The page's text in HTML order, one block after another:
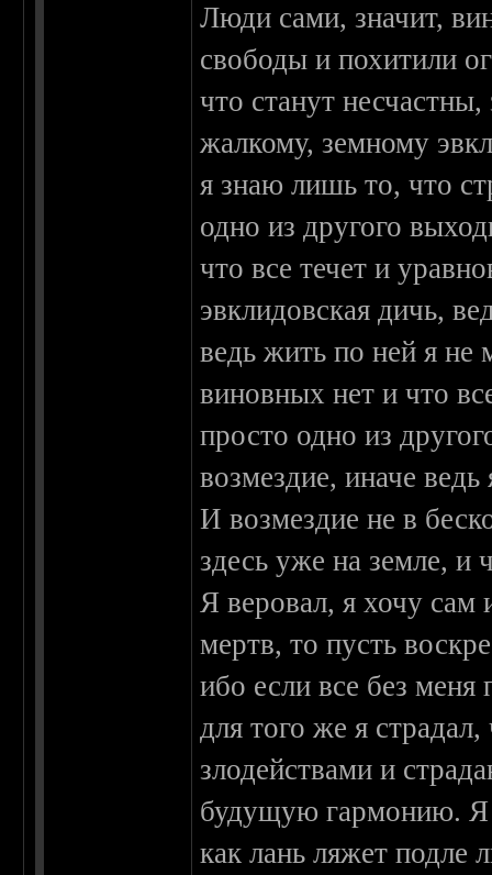
Люди сами, значит,
свободы и похитили
что станут
жалкому, земному
я знаю лишь то, что
одно из другого
что все течет и
эвклидовская дичь,
ведь жить по ней я не
виновных нет и что
просто одно из
возмездие, иначе
И возмездие не в
здесь уже на земле, и
Я веровал, я хочу сам
мертв, то пусть
ибо если все без
для того же я
злодействами и
будущую гармонию. Я
как лань ляжет подле